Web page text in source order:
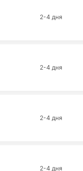
2-4 дня
2-4 дня
2-4 дня
2-4 дня